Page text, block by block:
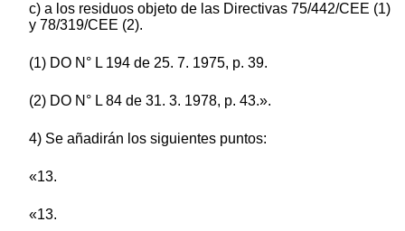
c) a los residuos objeto de las Directivas 75/442/CEE (1)
y 78/319/CEE (2).
(1) DO N° L 194 de 25. 7. 1975, p. 39.
(2) DO N° L 84 de 31. 3. 1978, p. 43.».
4) Se añadirán los siguientes puntos:
«13.
«13.